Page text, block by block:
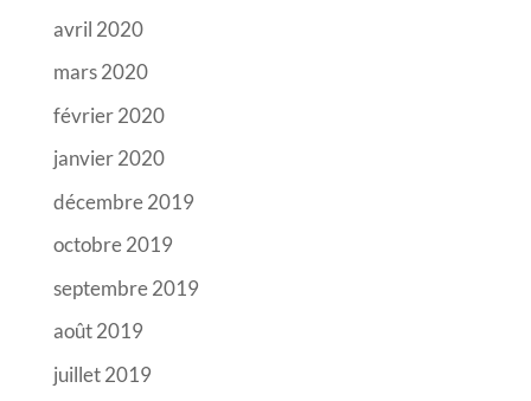
avril 2020
mars 2020
février 2020
janvier 2020
décembre 2019
octobre 2019
septembre 2019
août 2019
juillet 2019